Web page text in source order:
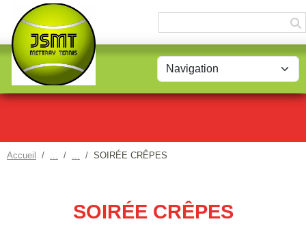
Accueil SOIRÉE CRÊPES
SOIRÉE CRÊPES
Panneau de gestion des cookies